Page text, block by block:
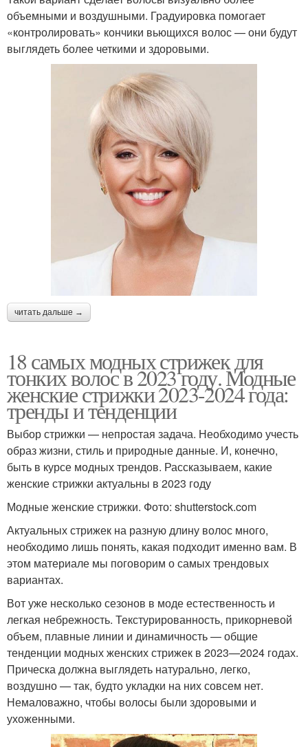
объемными и воздушными. Градуировка помогает
«контролировать» кончики вьющихся волос — они будут
выглядеть более четкими и здоровыми.
читать дальше →
18 самых модных стрижек для
тонких волос в 2023 году. Модные
женские стрижки 2023-2024 года:
тренды и тенденции
Выбор стрижки — непростая задача. Необходимо учесть
образ жизни, стиль и природные данные. И, конечно,
быть в курсе модных трендов. Рассказываем, какие
женские стрижки актуальны в 2023 году
Модные женские стрижки. Фото: shutterstock.com
Актуальных стрижек на разную длину волос много,
необходимо лишь понять, какая подходит именно вам. В
этом материале мы поговорим о самых трендовых
вариантах.
Вот уже несколько сезонов в моде естественность и
легкая небрежность. Текстурированность, прикорневой
объем, плавные линии и динамичность — общие
тенденции модных женских стрижек в 2023—2024 годах.
Прическа должна выглядеть натурально, легко,
воздушно — так, будто укладки на них совсем нет.
Немаловажно, чтобы волосы были здоровыми и
ухоженными.